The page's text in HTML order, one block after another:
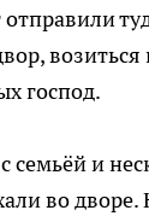
господ.
семьёй и
во дворе.